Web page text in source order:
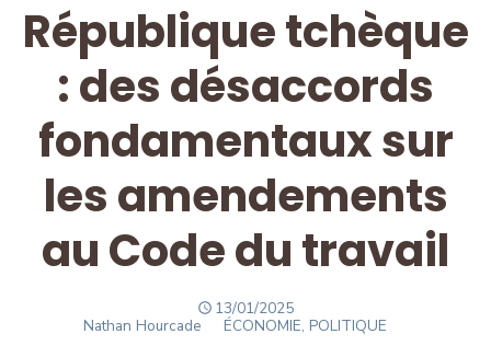
République tchèque
: des désaccords
fondamentaux sur
les amendements
au Code du travail
POSTED
ON
13/01/2025
Author
Nathan Hourcade ÉCONOMIE, POLITIQUE